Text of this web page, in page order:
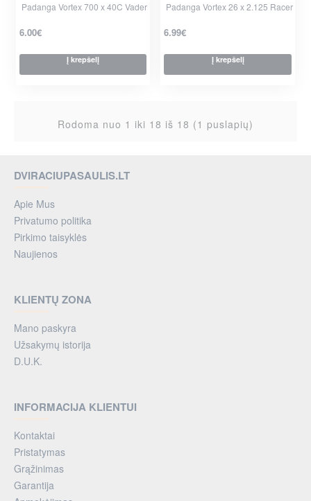
Padanga Vortex 700 x 40C Vader
6.00€
Į krepšelį
Padanga Vortex 26 x 2.125 Racer
6.99€
Į krepšelį
Rodoma nuo 1 iki 18 iš 18 (1 puslapių)
DVIRACIUPASAULIS.LT
Apie Mus
Privatumo politika
Pirkimo taisyklės
Naujienos
KLIENTŲ ZONA
Mano paskyra
Užsakymų istorija
D.U.K.
INFORMACIJA KLIENTUI
Kontaktai
Pristatymas
Grąžinimas
Garantija